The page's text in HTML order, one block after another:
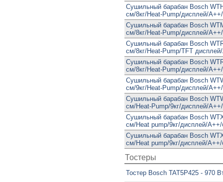
Сушильный барабан Bosch
см/8кг/Heat-Pump/дисплей/
Сушильный барабан Bosch
см/8кг/Heat-Pump/дисплей/
Сушильный барабан Bosch
см/8кг/Heat-Pump/TFT
Сушильный барабан Bosch
см/8кг/Heat-Pump/дисплей/
Сушильный барабан Bosch
см/9кг/Heat-Pump/дисплей/
Сушильный барабан Bosch
см/Heat-Pump/9кг/дисплей/
Сушильный барабан Bosch
см/Heat pump/9кг/дисплей/
Сушильный барабан Bosch
см/Heat pump/9кг/дисплей/
Тостеры
Тостер Bosch TAT5P425 - 970